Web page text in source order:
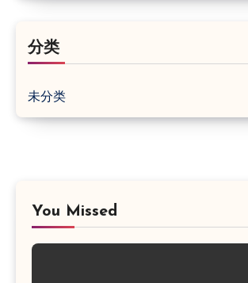
分类
未分类
You Missed